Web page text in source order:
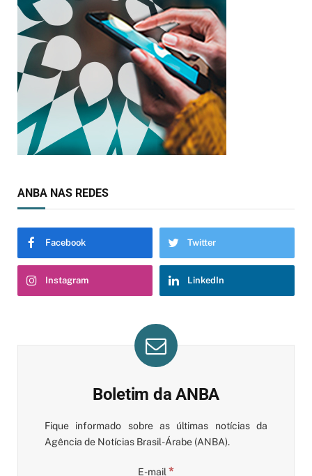
ANBA NAS REDES
Facebook Twitter
Instagram LinkedIn
Boletim da ANBA
Fique informado sobre as últimas notícias da
Agência de Notícias Brasil-Árabe (ANBA).
E-mail*